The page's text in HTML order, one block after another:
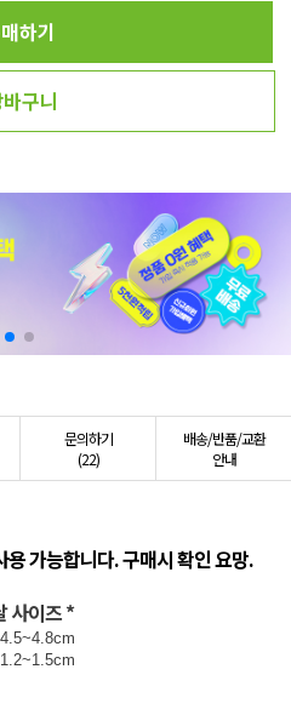
하기
구니
문의하기
(22)
배송/반품/교환
안내
가능합니다. 구매시 확인 요망.
사이즈 *